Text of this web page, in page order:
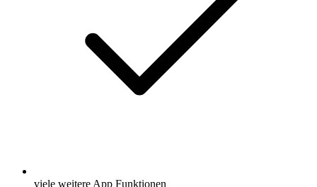
viele weitere App Funktionen